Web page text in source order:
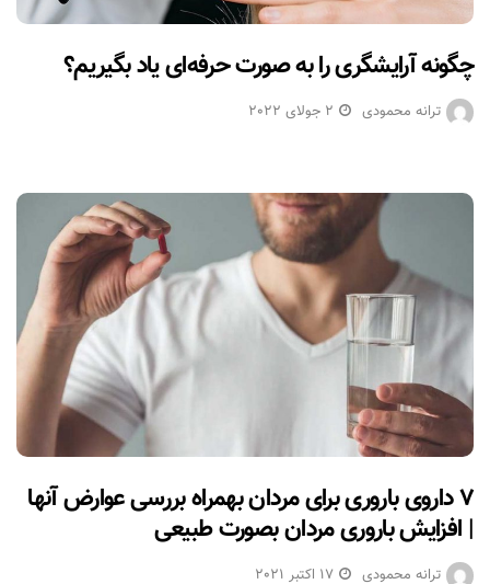
چگونه آرایشگری را به صورت حرفه‌ای یاد بگیریم؟
ترانه محمودی 2 جولای 2022
۷ داروی باروری برای مردان بهمراه بررسی عوارض آنها
| افزایش باروری مردان بصورت طبیعی
ترانه محمودی 17 اکتبر 2021